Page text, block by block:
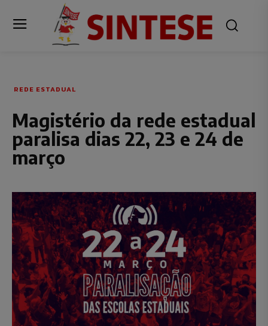
REDE ESTADUAL
Magistério da rede estadual
paralisa dias 22, 23 e 24 de
março